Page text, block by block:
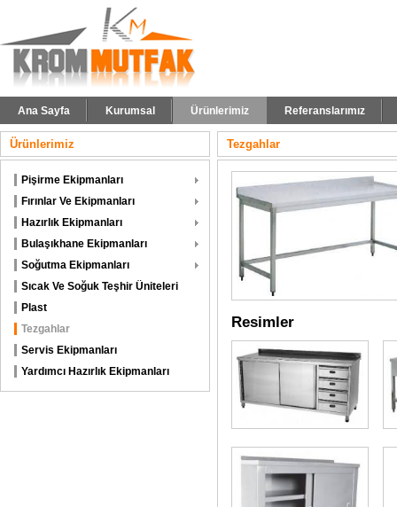
Ana Sayfa Kurumsal Ürünlerimiz Referanslarımız
Ürünlerimiz
Pişirme Ekipmanları
Fırınlar Ve Ekipmanları
Hazırlık Ekipmanları
Bulaşıkhane Ekipmanları
Soğutma Ekipmanları
Sıcak Ve Soğuk Teşhir Üniteleri
Plast
Tezgahlar
Servis Ekipmanları
Yardımcı Hazırlık Ekipmanları
Tezgahlar
Resimler